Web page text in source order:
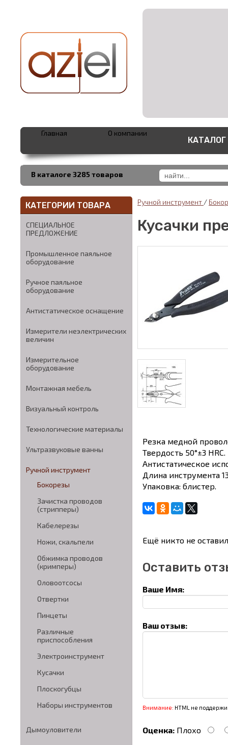
В каталоге 3285 товаров
Главная О компании
КАТАЛОГ
КАТЕГОРИИ ТОВАРА
СПЕЦИАЛЬНОЕ
ПРЕДЛОЖЕНИЕ
Промышленное паяльное
оборудование
Ручное паяльное
оборудование
Антистатическое оснащение
Измерители неэлектрических
величин
Измерительное
оборудование
Монтажная мебель
Визуальный контроль
Технологические материалы
Ультразвуковые ванны
Ручной инструмент
Бокорезы
Зачистка проводов
(стрипперы)
Кабелерезы
Ножи, скальпели
Обжимка проводов
(кримперы)
Оловоотсосы
Отвертки
Пинцеты
Различные
приспособления
Электроинструмент
Кусачки
Плоскогубцы
Наборы инструментов
Дымоуловители
Ручной инструмент /
Кусачки
Резка медной
Твердость 50°±3 HRC.
Антистатическое
Длина инструмента
Упаковка: блистер.
Ещё никто не
Оставить
Ваше Имя:
Ваш отзыв:
Внимание: HTML не
Оценка: Плохо